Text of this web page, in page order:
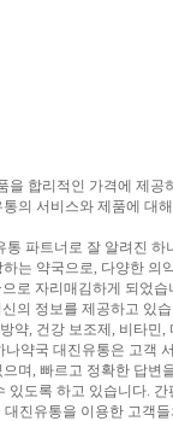
합리적인 가격에 제공
의 서비스와 제품에 대
파트너로 잘 알려진
는 약국으로, 다양한 의
로 자리매김하게 되었
의 정보를 제공하고 있
약, 건강 보조제, 비타민
약국 대진유통은 고객
며, 빠르고 정확한 답변
도록 하고 있습니다. 간
진유통을 이용한 고객